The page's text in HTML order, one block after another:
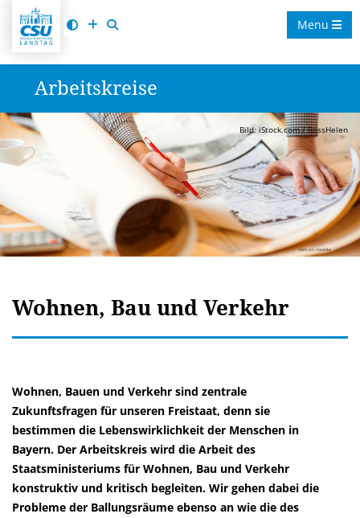
Menu
Arbeitskreise
Bild: iStock.com / RossHelen
Wohnen, Bau und Verkehr
Wohnen, Bauen und Verkehr sind zentrale
Zukunftsfragen für unseren Freistaat, denn sie
bestimmen die Lebenswirklichkeit der Menschen in
Bayern. Der Arbeitskreis wird die Arbeit des
Staatsministeriums für Wohnen, Bau und Verkehr
konstruktiv und kritisch begleiten. Wir gehen dabei die
Probleme der Ballungsräume ebenso an wie die des